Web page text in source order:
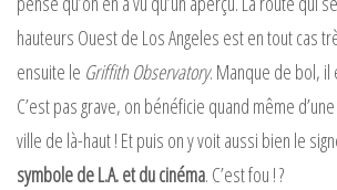
hauteurs Ouest de Los Angeles est en tout cas
ensuite le Griffith Observatory. Manque de bol, il
C’est pas grave, on bénéficie quand même d’une
ville de là-haut ! Et puis on y voit aussi bien le
symbole de L.A. et du cinéma. C’est fou ! ?